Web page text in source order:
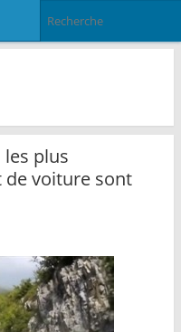
plus
de voiture sont